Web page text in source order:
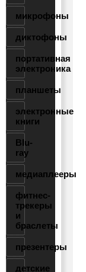
микрофоны
диктофоны
портативная
электроника
планшеты
электронные
книги
Blu-
ray
медиаплееры
фитнес-
трекеры
и
браслеты
презентеры
детские